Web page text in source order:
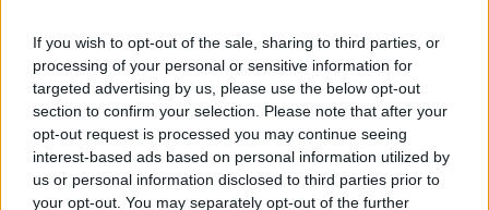
If you wish to opt-out of the sale, sharing to third parties, or
processing of your personal or sensitive information for
targeted advertising by us, please use the below opt-out
section to confirm your selection. Please note that after your
opt-out request is processed you may continue seeing
interest-based ads based on personal information utilized by
us or personal information disclosed to third parties prior to
your opt-out. You may separately opt-out of the further